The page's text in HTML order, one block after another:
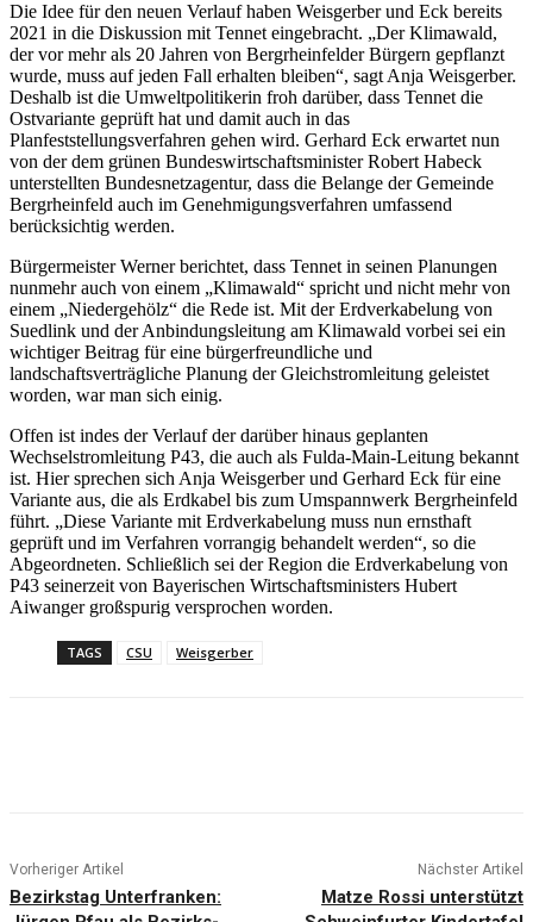
Die Idee für den neuen Verlauf haben Weisgerber und Eck bereits
2021 in die Diskussion mit Tennet eingebracht. „Der Klimawald,
der vor mehr als 20 Jahren von Bergrheinfelder Bürgern gepflanzt
wurde, muss auf jeden Fall erhalten bleiben“, sagt Anja Weisgerber.
Deshalb ist die Umweltpolitikerin froh darüber, dass Tennet die
Ostvariante geprüft hat und damit auch in das
Planfeststellungsverfahren gehen wird. Gerhard Eck erwartet nun
von der dem grünen Bundeswirtschaftsminister Robert Habeck
unterstellten Bundesnetzagentur, dass die Belange der Gemeinde
Bergrheinfeld auch im Genehmigungsverfahren umfassend
berücksichtig werden.
Bürgermeister Werner berichtet, dass Tennet in seinen Planungen
nunmehr auch von einem „Klimawald“ spricht und nicht mehr von
einem „Niedergehölz“ die Rede ist. Mit der Erdverkabelung von
Suedlink und der Anbindungsleitung am Klimawald vorbei sei ein
wichtiger Beitrag für eine bürgerfreundliche und
landschaftsverträgliche Planung der Gleichstromleitung geleistet
worden, war man sich einig.
Offen ist indes der Verlauf der darüber hinaus geplanten
Wechselstromleitung P43, die auch als Fulda-Main-Leitung bekannt
ist. Hier sprechen sich Anja Weisgerber und Gerhard Eck für eine
Variante aus, die als Erdkabel bis zum Umspannwerk Bergrheinfeld
führt. „Diese Variante mit Erdverkabelung muss nun ernsthaft
geprüft und im Verfahren vorrangig behandelt werden“, so die
Abgeordneten. Schließlich sei der Region die Erdverkabelung von
P43 seinerzeit von Bayerischen Wirtschaftsministers Hubert
Aiwanger großspurig versprochen worden.
TAGS CSU Weisgerber
Vorheriger Artikel
Bezirkstag Unterfranken:
Nächster Artikel
Matze Rossi unterstützt